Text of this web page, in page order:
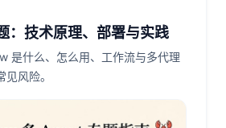
：技术原理、部署与实践
是什么、怎么用、工作流与多代理
风险。